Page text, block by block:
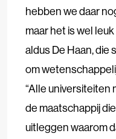
hebben we daar
maar het is wel
aldus De Haan, die
om
“Alle universiteiten
de maatschappij
uitleggen waarom